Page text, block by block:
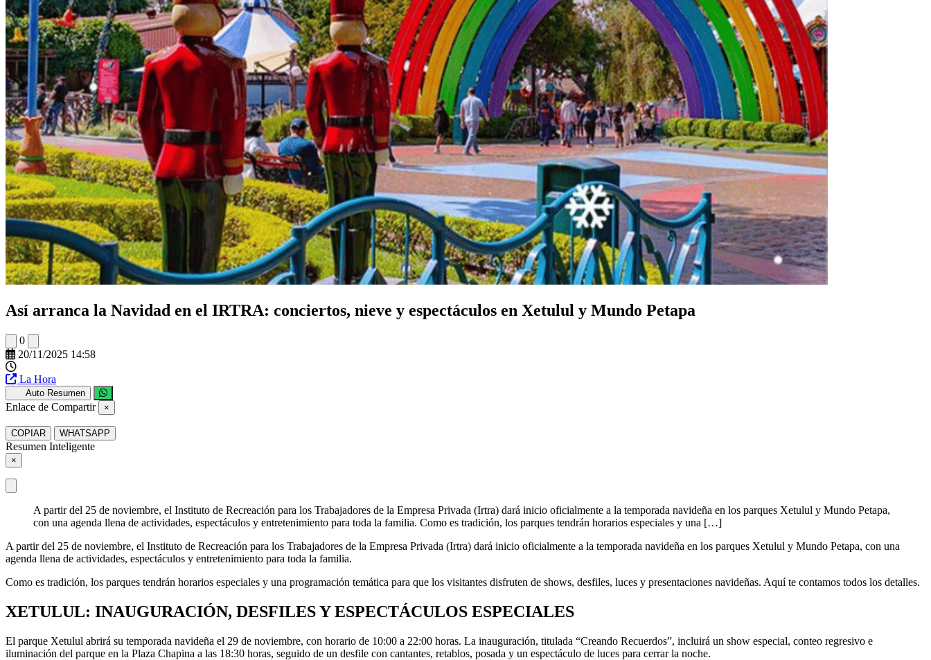
Así arranca la Navidad en el IRTRA: conciertos, nieve y espectáculos en Xetulul y Mundo Petapa
0
20/11/2025 14:58
La Hora
Auto Resumen
Enlace de Compartir ×
COPIAR WHATSAPP
Resumen Inteligente
×
A partir del 25 de noviembre, el Instituto de Recreación para los Trabajadores de la Empresa Privada (Irtra) dará inicio oficialmente a la temporada navideña en los parques Xetulul y Mundo Petapa,
con una agenda llena de actividades, espectáculos y entretenimiento para toda la familia. Como es tradición, los parques tendrán horarios especiales y una […]
A partir del 25 de noviembre, el Instituto de Recreación para los Trabajadores de la Empresa Privada (Irtra) dará inicio oficialmente a la temporada navideña en los parques Xetulul y Mundo Petapa, con una
agenda llena de actividades, espectáculos y entretenimiento para toda la familia.
Como es tradición, los parques tendrán horarios especiales y una programación temática para que los visitantes disfruten de shows, desfiles, luces y presentaciones navideñas. Aquí te contamos todos los detalles.
XETULUL: INAUGURACIÓN, DESFILES Y ESPECTÁCULOS ESPECIALES
El parque Xetulul abrirá su temporada navideña el 29 de noviembre, con horario de 10:00 a 22:00 horas. La inauguración, titulada “Creando Recuerdos”, incluirá un show especial, conteo regresivo e
iluminación del parque en la Plaza Chapina a las 18:30 horas, seguido de un desfile con cantantes, retablos, posada y un espectáculo de luces para cerrar la noche.